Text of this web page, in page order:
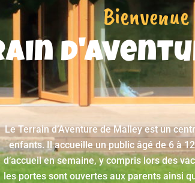
Le Terrain d’Aventure de Malley est un
enfants. Il accueille un public âgé de 6 à
d’accueil en semaine, y compris lors des
les portes sont ouvertes aux parents ainsi